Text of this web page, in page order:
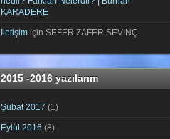
KARADERE
İletişim için SEFER ZAFER SEVİNÇ
2015 -2016 yazılarım
Şubat 2017 (1)
Eylül 2016 (8)